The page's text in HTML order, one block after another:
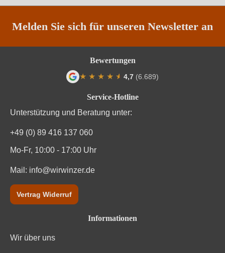
Melden Sie sich für unseren Newsletter an
Service-Hotline
Unterstützung und Beratung unter:
+49 (0) 89 416 137 060
Mo-Fr, 10:00 - 17:00 Uhr
Mail: info@wirwinzer.de
Vertrag Widerruf
Informationen
Wir über uns
Bewertungen
★ ★ ★ ★ ★
★ 4,7 (6.689)